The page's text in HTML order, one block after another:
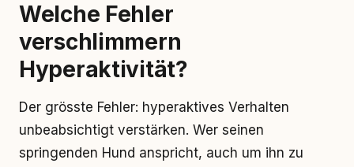
Welche Fehler
verschlimmern
Hyperaktivität?
Der grösste Fehler: hyperaktives Verhalten
unbeabsichtigt verstärken. Wer seinen
springenden Hund anspricht, auch um ihn zu